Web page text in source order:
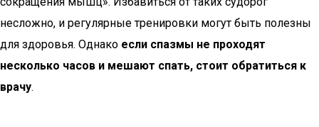
несложно, и регулярные тренировки могут быть полезны
для здоровья. Однако если спазмы не проходят
несколько часов и мешают спать, стоит обратиться к
врачу.